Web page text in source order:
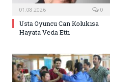
01.08.2026 0
Usta Oyuncu Can Kolukısa
Hayata Veda Etti